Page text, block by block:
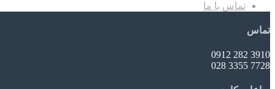
تماس با ما
تماس
3910 282 0912
7728 3355 028